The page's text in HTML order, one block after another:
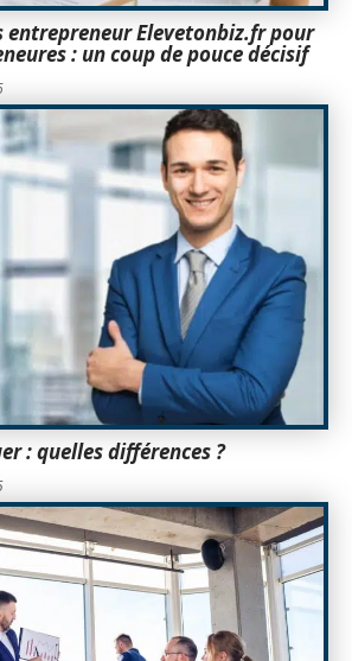
entrepreneur Elevetonbiz.fr pour
: un coup de pouce décisif
: quelles différences ?